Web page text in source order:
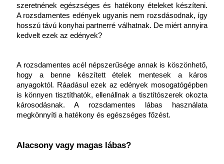
szeretnének egészséges és hatékony ételeket készíteni.
A rozsdamentes edények ugyanis nem rozsdásodnak, így
hosszú távú konyhai partnerré válhatnak. De miért annyira
kedvelt ezek az edények?
A rozsdamentes acél népszerűsége annak is köszönhető,
hogy a benne készített ételek mentesek a káros
anyagoktól. Ráadásul ezek az edények mosogatógépben
is könnyen tisztíthatók, ellenállnak a tisztítószerek okozta
károsodásnak. A rozsdamentes lábas használata
megkönnyíti a hatékony és egészséges főzést.
Alacsony vagy magas lábas?